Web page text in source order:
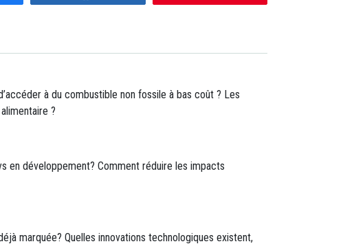
à du combustible non fossile à bas coût ? Les
?
en développement? Comment réduire les impacts
marquée? Quelles innovations technologiques existent,